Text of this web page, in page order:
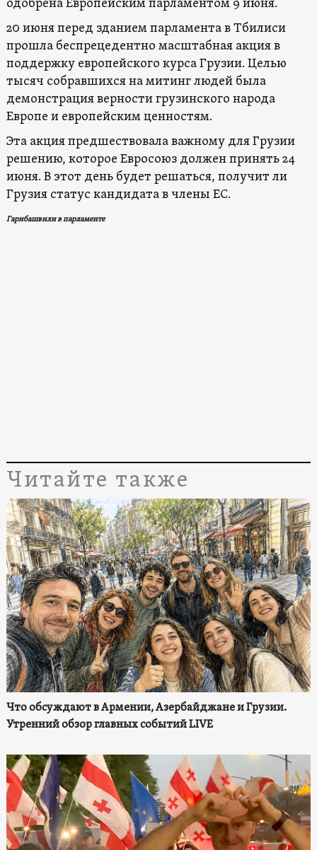
одобрена Европейским парламентом 9 июня.
20 июня перед зданием парламента в Тбилиси
прошла беспрецедентно масштабная акция в
поддержку европейского курса Грузии. Целью
тысяч собравшихся на митинг людей была
демонстрация верности грузинского народа
Европе и европейским ценностям.
Эта акция предшествовала важному для Грузии
решению, которое Евросоюз должен принять 24
июня. В этот день будет решаться, получит ли
Грузия статус кандидата в члены ЕС.
Гарибашвили в парламенте
Читайте также
Что обсуждают в Армении, Азербайджане и Грузии.
Утренний обзор главных событий LIVE